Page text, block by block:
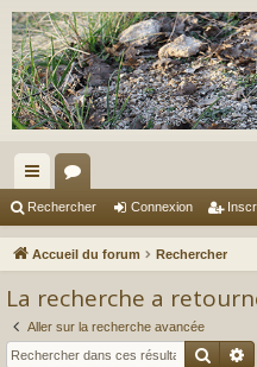
ac
co
s
or
u
Rechercher Connexion
Accueil du forum Rechercher
La recherche a
Aller sur la recherche avancée